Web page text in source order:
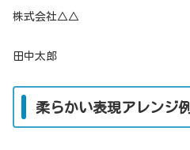
株式会社△△
田中太郎
柔らかい表現アレンジ例